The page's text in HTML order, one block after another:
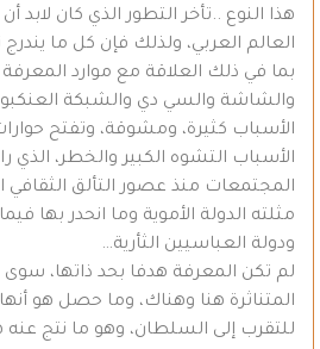
هذا النوع ..تأخر التطور الذي كان لابد
العالم العربي، ولذلك فإن كل ما يندرج
بما في ذلك العلاقة مع موارد المعرفة
والشاشة والسي دي والشبكة
الأسباب كثيرة، ومشوقة، وتفتح
الأسباب التشوه الكبير والخطر، الذي
المجتمعات منذ عصور التألق الثقافي
مثلته الدولة الأموية وما انحدر بها
ودولة العباسيين الثأرية…
لم تكن المعرفة هدفا بحد ذاتها، سوى
المتناثرة هنا وهناك، وما حصل هو
للتقرب إلى السلطان، وهو ما نتج عنه